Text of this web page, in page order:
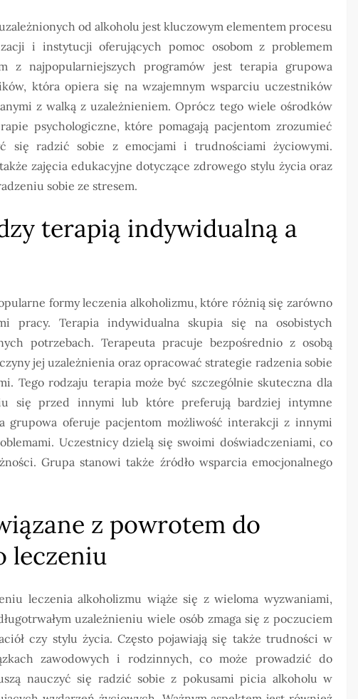
od alkoholu jest kluczowym elementem procesu
i instytucji oferujących pomoc osobom z problemem
z najpopularniejszych programów jest terapia grupowa
która opiera się na wzajemnym wsparciu uczestników
z walką z uzależnieniem. Oprócz tego wiele ośrodków
psychologiczne, które pomagają pacjentom zrozumieć
się radzić sobie z emocjami i trudnościami życiowymi.
zajęcia edukacyjne dotyczące zdrowego stylu życia oraz
sobie ze stresem.
terapią indywidualną a
formy leczenia alkoholizmu, które różnią się zarówno
pracy. Terapia indywidualna skupia się na osobistych
potrzebach. Terapeuta pracuje bezpośrednio z osobą
jej uzależnienia oraz opracować strategie radzenia sobie
Tego rodzaju terapia może być szczególnie skuteczna dla
się przed innymi lub które preferują bardziej intymne
grupowa oferuje pacjentom możliwość interakcji z innymi
Uczestnicy dzielą się swoimi doświadczeniami, co
Grupa stanowi także źródło wsparcia emocjonalnego
z powrotem do
leczeniu
leczenia alkoholizmu wiąże się z wieloma wyzwaniami,
uzależnieniu wiele osób zmaga się z poczuciem
czy stylu życia. Często pojawiają się także trudności w
zawodowych i rodzinnych, co może prowadzić do
nauczyć się radzić sobie z pokusami picia alkoholu w